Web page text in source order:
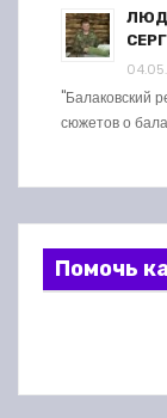
"Балаковский
сюжетов о
Помочь